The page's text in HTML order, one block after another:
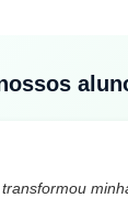
transformou